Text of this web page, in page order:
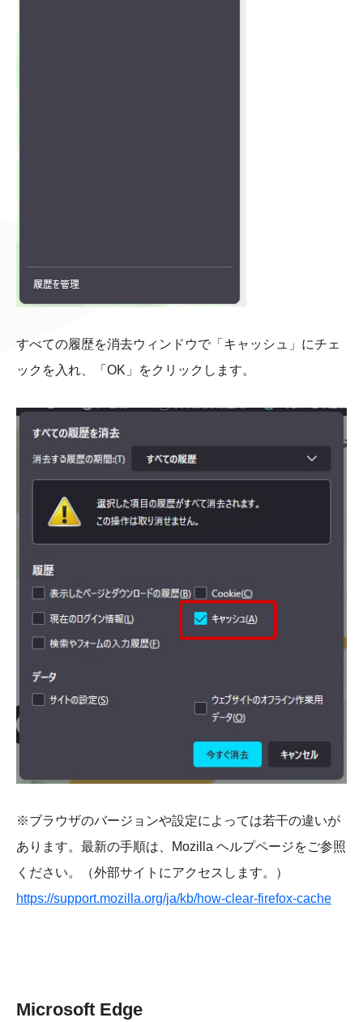
すべての履歴を消去ウィンドウで「キャッシュ」にチェ
ックを入れ、「OK」をクリックします。
※ブラウザのバージョンや設定によっては若干の違いが
あります。最新の手順は、Mozilla ヘルプページをご参照
ください。（外部サイトにアクセスします。）
https://support.mozilla.org/ja/kb/how-clear-firefox-cache
Microsoft Edge